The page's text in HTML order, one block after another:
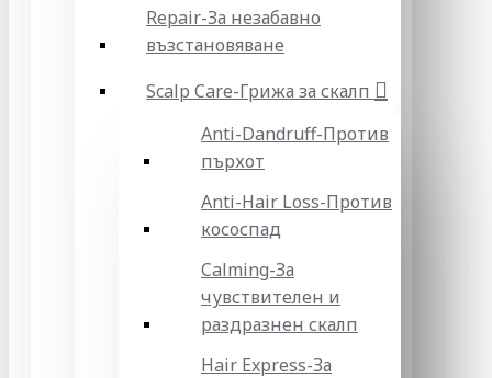
Repair-За незабавно
възстановяване
Scalp Care-Грижа за скалп
Anti-Dandruff-Против
пърхот
Anti-Hair Loss-Против
кососпад
Calming-За
чувствителен и
раздразнен скалп
Hair Express-За